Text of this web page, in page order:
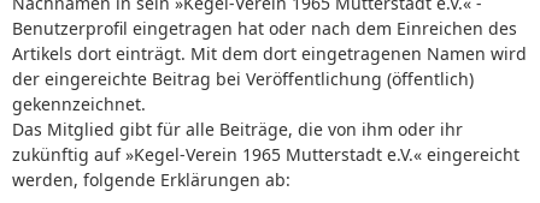
Benutzerprofil eingetragen hat oder nach dem Einreichen des
Artikels dort einträgt. Mit dem dort eingetragenen Namen wird
der eingereichte Beitrag bei Veröffentlichung (öffentlich)
gekennzeichnet.
Das Mitglied gibt für alle Beiträge, die von ihm oder ihr
zukünftig auf »Kegel-Verein 1965 Mutterstadt e.V.« eingereicht
werden, folgende Erklärungen ab: